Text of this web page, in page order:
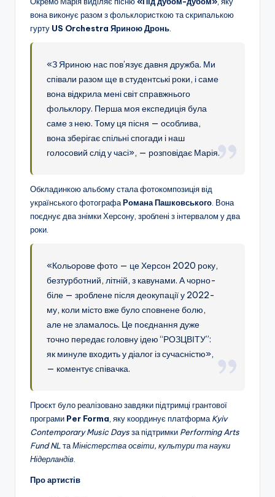
вона виконує разом з фольклористкою та скрипалькою
гурту US Orchestra Яриною Дронь
«З Яриною нас пов’язує давня дружба. Ми
співали разом ще в студентські роки, і саме
вона відкрила мені світ справжнього
фольклору. Перша моя експедиція була
саме з нею. Тому ця пісня — особлива,
вона зберігає спільні спогади і наш
голосовий слід у часі», — розповідає Марія.
Обкладинкою альбому стала фотокомпозиція від
українського фотографаРомана Пашковського . Вона
поєднує два знімки Херсону, зроблені з інтервалом у два
роки.
«Кольорове фото — це Херсон 2020 року,
безтурботний, літній, з кавунами. А чорно-
біле — зроблене після деокупації у 2022-
му, коли місто вже було сповнене болю,
але не зламалось. Це поєднання дуже
точно передає головну ідею “РОЗЦВІТУ”:
як минуле входить у діалог із сучасністю»,
— коментує співачка.
Проєкт було реалізовано завдяки підтримці грантової
програми Per Forma , яку координує платформа Kyiv
Contemporary Music Daysза підтримки Performing Arts
Fund NL таМіністерства освіти, культури та науки
Нідерландів
Про артистів